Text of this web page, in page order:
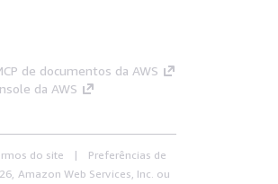
de documentos da AWS
da AWS
do site
Preferências de
Amazon Web Services, Inc. ou